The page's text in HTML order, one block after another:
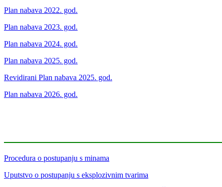
Plan nabava 2022. god.
Plan nabava 2023. god.
Plan nabava 2024. god.
Plan nabava 2025. god.
Revidirani Plan nabava 2025. god.
Plan nabava 2026. god.
Procedura o postupanju s minama
Uputstvo o postupanju s eksplozivnim tvarima